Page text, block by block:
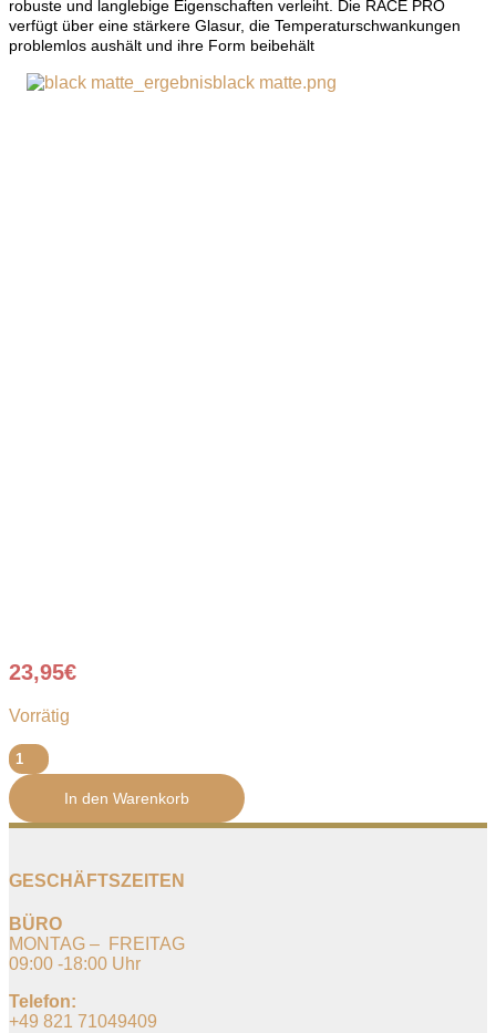
robuste und langlebige Eigenschaften verleiht. Die RACE PRO
verfügt über eine stärkere Glasur, die Temperaturschwankungen
problemlos aushält und ihre Form beibehält
23,95€
Vorrätig
ALPHA
Bowl
-
RACE
Phunnel
-
Black
Matt
Menge
In den Warenkorb
GESCHÄFTSZEITEN
BÜRO
MONTAG – FREITAG
09:00 -18:00 Uhr
Telefon:
+49 821 71049409